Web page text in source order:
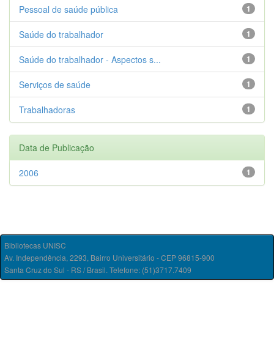
1
Pessoal de saúde pública
1
Saúde do trabalhador
1
Saúde do trabalhador - Aspectos s...
1
Serviços de saúde
1
Trabalhadoras
Data de Publicação
1
2006
Bibliotecas UNISC
Av. Independência, 2293, Bairro Universitário - CEP 96815-900
Santa Cruz do Sul - RS / Brasil. Telefone: (51)3717.7409